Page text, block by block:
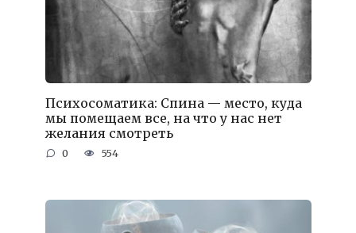
Психосоматика: Спина — место, куда
мы помещаем все, на что у нас нет
желания смотреть
0 554